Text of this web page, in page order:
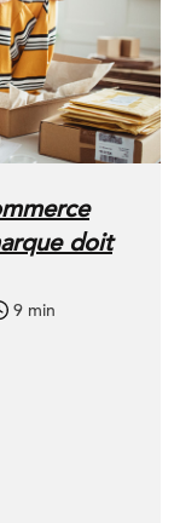
doit
9 min